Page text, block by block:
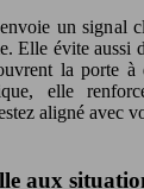
un signal
Elle évite aussi
la porte à
elle
aligné avec
aux